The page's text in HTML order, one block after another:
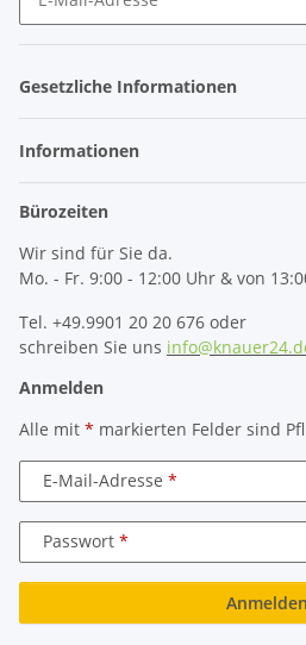
Gesetzliche Informationen
Informationen
Bürozeiten
Wir sind für Sie da.
Mo. - Fr. 9:00 - 12:00 Uhr & von
Tel. +49.9901 20 20 676 oder
schreiben Sie uns
Anmelden
Alle mit * markierten Felder sind
E-Mail-Adresse
Passwort
Anmelden